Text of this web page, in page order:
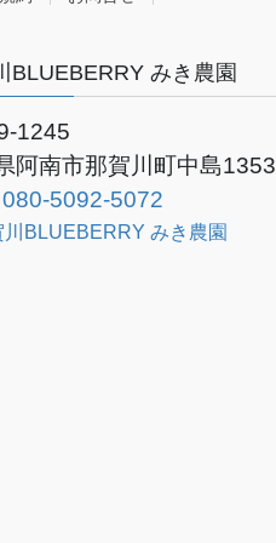
BLUEBERRY みき農園
1245
阿南市那賀川町中島1353
080-5092-5072